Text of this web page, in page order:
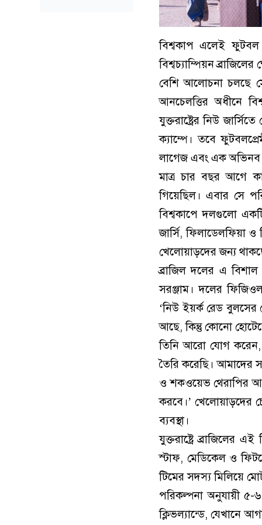
বিশ্বকাপ এলেই ফুটবল
বিশ্বচ্যাম্পিয়ন
বেশি আলোচনা চলছে
আনচেলত্তির অধীনে
যুক্তরাষ্ট্রের নিউ
ক্যাম্পে। তবে
লাগেজ এবং এক অভিনব
মাত্র চার বছর আগে
গিয়েছিল। এবার সে
বিশ্বকাপে দলগুলো
জার্সি, ফিলাডেলফিয়া ও
খেলোয়াড়দের জন্য
ব্রাজিল দলের এ
সরঞ্জাম। দলের
‘নিউ ইয়র্ক রেড বুলসের
আছে, কিন্তু কোনো
তিনি আরো যোগ করেন,
তৈরি করেছি। আমাদের
ও শকওয়েভ থেরাপির
করবে।’ খেলোয়াড়দের
ব্যবস্থা।
যুক্তরাষ্ট্রে ব্রাজিলের
স্টাফ, মেডিকেল ও
টিমের সদস্য মিলিয়ে
পরিকল্পনা অনুযায়ী ৫-
ক্লিভল্যান্ডে, যেখানে